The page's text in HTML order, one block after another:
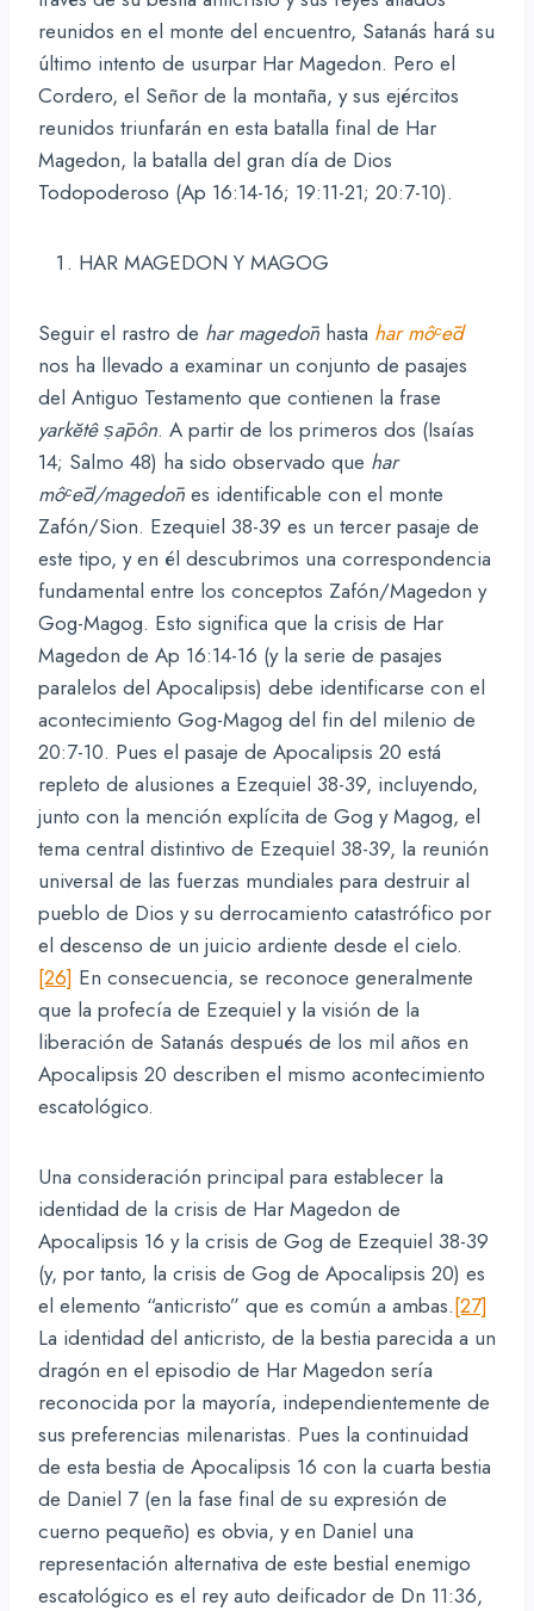
reunidos en el monte del encuentro, Satanás hará su
último intento de usurpar Har Magedon. Pero el
Cordero, el Señor de la montaña, y sus ejércitos
reunidos triunfarán en esta batalla final de Har
Magedon, la batalla del gran día de Dios
Todopoderoso (Ap 16:14-16; 19:11-21; 20:7-10).
HAR MAGEDON Y MAGOG
Seguir el rastro de har magedōn hasta har môᶜēd
nos ha llevado a examinar un conjunto de pasajes
del Antiguo Testamento que contienen la frase
yarkĕtê ṣāpôn. A partir de los primeros dos (Isaías
14; Salmo 48) ha sido observado que har
môᶜēd/magedōn es identificable con el monte
Zafón/Sion. Ezequiel 38-39 es un tercer pasaje de
este tipo, y en él descubrimos una correspondencia
fundamental entre los conceptos Zafón/Magedon y
Gog-Magog. Esto significa que la crisis de Har
Magedon de Ap 16:14-16 (y la serie de pasajes
paralelos del Apocalipsis) debe identificarse con el
acontecimiento Gog-Magog del fin del milenio de
20:7-10. Pues el pasaje de Apocalipsis 20 está
repleto de alusiones a Ezequiel 38-39, incluyendo,
junto con la mención explícita de Gog y Magog, el
tema central distintivo de Ezequiel 38-39, la reunión
universal de las fuerzas mundiales para destruir al
pueblo de Dios y su derrocamiento catastrófico por
el descenso de un juicio ardiente desde el cielo.
[26] En consecuencia, se reconoce generalmente
que la profecía de Ezequiel y la visión de la
liberación de Satanás después de los mil años en
Apocalipsis 20 describen el mismo acontecimiento
escatológico.
Una consideración principal para establecer la
identidad de la crisis de Har Magedon de
Apocalipsis 16 y la crisis de Gog de Ezequiel 38-39
(y, por tanto, la crisis de Gog de Apocalipsis 20) es
el elemento “anticristo” que es común a ambas.[27]
La identidad del anticristo, de la bestia parecida a un
dragón en el episodio de Har Magedon sería
reconocida por la mayoría, independientemente de
sus preferencias milenaristas. Pues la continuidad
de esta bestia de Apocalipsis 16 con la cuarta bestia
de Daniel 7 (en la fase final de su expresión de
cuerno pequeño) es obvia, y en Daniel una
representación alternativa de este bestial enemigo
escatológico es el rey auto deificador de Dn 11:36,